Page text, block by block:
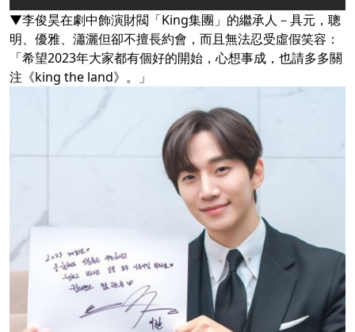
▼李俊昊在劇中飾演財閥「King集團」的繼承人－具元，聰
明、優雅、瀟灑但卻不擅長約會，而且無法忍受虛假笑容：
「希望2023年大家都有個好的開始，心想事成，也請多多關
注《king the land》。」